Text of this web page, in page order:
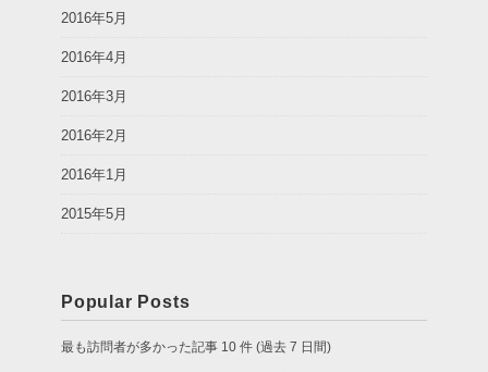
2016年5月
2016年4月
2016年3月
2016年2月
2016年1月
2015年5月
Popular Posts
最も訪問者が多かった記事 10 件 (過去 7 日間)